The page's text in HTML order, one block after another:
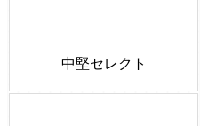
中堅セレクト